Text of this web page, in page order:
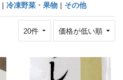
| 冷凍野菜・果物 | その他